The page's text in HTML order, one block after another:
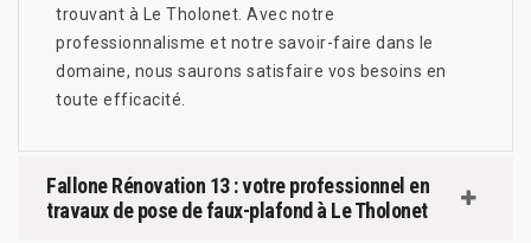
trouvant à Le Tholonet. Avec notre
professionnalisme et notre savoir-faire dans le
domaine, nous saurons satisfaire vos besoins en
toute efficacité.
Fallone Rénovation 13 : votre professionnel en
travaux de pose de faux-plafond à Le Tholonet